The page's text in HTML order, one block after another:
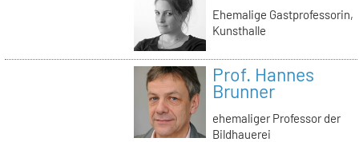
Ehemalige Gastprofessorin,
Kunsthalle
Prof. Hannes
Brunner
ehemaliger Professor der
Bildhauerei